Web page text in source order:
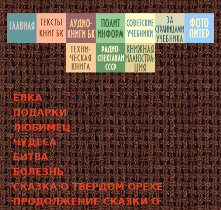
ЁЛКА
ПОДАРКИ
ЛЮБИМЕЦ
ЧУДЕСА
БИТВА
БОЛЕЗНЬ
СКАЗКА О ТВЁРДОМ ОРЕХЕ
ПРОДОЛЖЕНИЕ СКАЗКИ О